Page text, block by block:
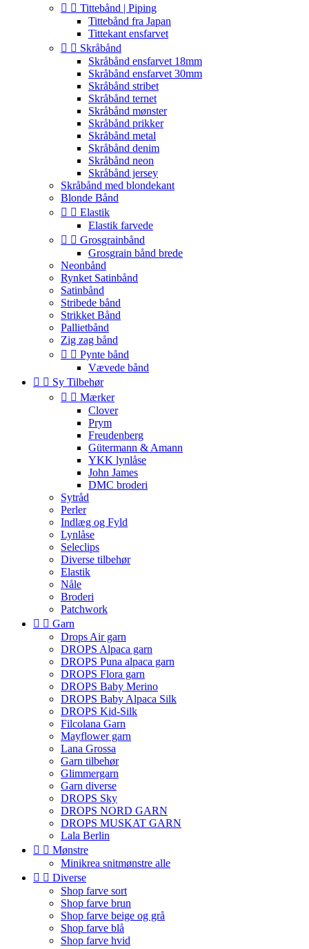
  Tittebånd | Piping
Tittebånd fra Japan
Tittekant ensfarvet
  Skråbånd
Skråbånd ensfarvet 18mm
Skråbånd ensfarvet 30mm
Skråbånd stribet
Skråbånd ternet
Skråbånd mønster
Skråbånd prikker
Skråbånd metal
Skråbånd denim
Skråbånd neon
Skråbånd jersey
Skråbånd med blondekant
Blonde Bånd
  Elastik
Elastik farvede
  Grosgrainbånd
Grosgrain bånd brede
Neonbånd
Rynket Satinbånd
Satinbånd
Stribede bånd
Strikket Bånd
Pallietbånd
Zig zag bånd
  Pynte bånd
Vævede bånd
  Sy Tilbehør
  Mærker
Clover
Prym
Freudenberg
Gütermann & Amann
YKK lynlåse
John James
DMC broderi
Sytråd
Perler
Indlæg og Fyld
Lynlåse
Seleclips
Diverse tilbehør
Elastik
Nåle
Broderi
Patchwork
  Garn
Drops Air garn
DROPS Alpaca garn
DROPS Puna alpaca garn
DROPS Flora garn
DROPS Baby Merino
DROPS Baby Alpaca Silk
DROPS Kid-Silk
Filcolana Garn
Mayflower garn
Lana Grossa
Garn tilbehør
Glimmergarn
Garn diverse
DROPS Sky
DROPS NORD GARN
DROPS MUSKAT GARN
Lala Berlin
  Mønstre
Minikrea snitmønstre alle
  Diverse
Shop farve sort
Shop farve brun
Shop farve beige og grå
Shop farve blå
Shop farve hvid